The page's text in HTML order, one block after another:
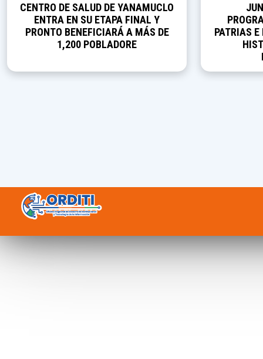
CENTRO DE SALUD DE YANAMUCLO
ENTRA EN SU ETAPA FINAL Y
PRONTO BENEFICIARÁ A MÁS DE
1,200 POBLADORE
PATRIAS